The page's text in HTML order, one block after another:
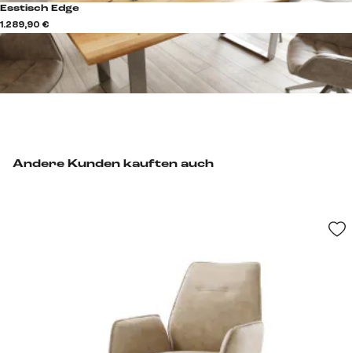
Andere Kunden kauften auch
Esstisch Edge
1.289,90 €